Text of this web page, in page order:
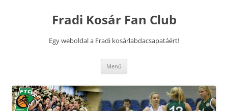
Fradi Kosár Fan Club
Egy weboldal a Fradi kosárlabdacsapatáért!
Menü